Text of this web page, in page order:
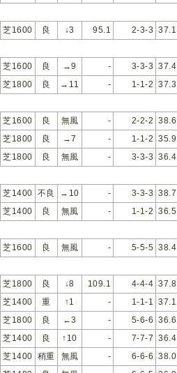
芝1600 良 ↓3 95.1 2-3-3 37.1
芝1600 良 →9 - 3-3-3 37.4
芝1800
良 →11 - 1-1-2 37.3
芝1600 良 無風 - 2-2-2 38.6
芝1800
良 →7 - 1-1-2 35.9
芝1800
良 無風 - 3-3-3 36.4
芝1400 不良 →10 - 3-3-3 38.7
芝1400
良 無風 - 1-1-2 36.5
芝1600 良 無風 - 5-5-5 38.4
芝1800 良 ↓8 109.1 4-4-4 37.8
芝1400
重 ↑1 - 1-1-1 37.1
芝1800
良 ←3 - 5-6-6 36.6
芝1400
良 ↑10 - 7-7-7 36.4
芝1400 稍重 無風 - 6-6-6 38.0